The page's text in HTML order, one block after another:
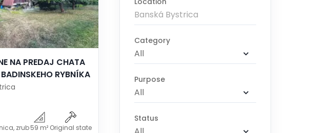
NA PREDAJ CHATA
RYBNÍKA
zrub59 m² Original state
Category
Purpose
Status